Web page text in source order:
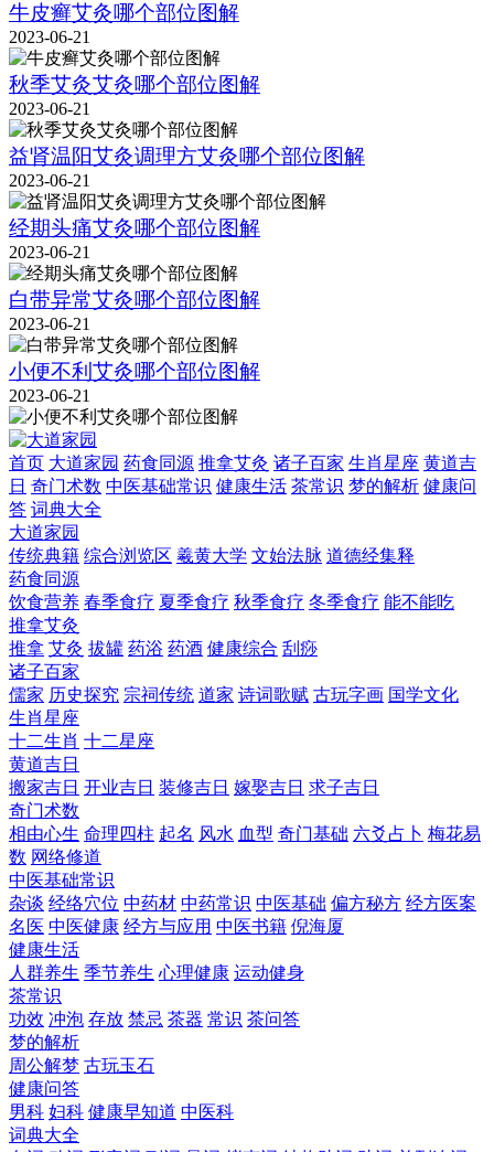
牛皮癣艾灸哪个部位图解
2023-06-21
秋季艾灸艾灸哪个部位图解
2023-06-21
益肾温阳艾灸调理方艾灸哪个部位图解
2023-06-21
经期头痛艾灸哪个部位图解
2023-06-21
白带异常艾灸哪个部位图解
2023-06-21
小便不利艾灸哪个部位图解
2023-06-21
首页 大道家园 药食同源 推拿艾灸 诸子百家 生肖星座 黄道吉
日 奇门术数 中医基础常识 健康生活 茶常识 梦的解析 健康问
答 词典大全
大道家园
传统典籍 综合浏览区 羲黄大学 文始法脉 道德经集释
药食同源
饮食营养 春季食疗 夏季食疗 秋季食疗 冬季食疗 能不能吃
推拿艾灸
推拿 艾灸 拔罐 药浴 药酒 健康综合 刮痧
诸子百家
儒家 历史探究 宗祠传统 道家 诗词歌赋 古玩字画 国学文化
生肖星座
十二生肖 十二星座
黄道吉日
搬家吉日 开业吉日 装修吉日 嫁娶吉日 求子吉日
奇门术数
相由心生 命理四柱 起名 风水 血型 奇门基础 六爻占卜 梅花易
数 网络修道
中医基础常识
杂谈 经络穴位 中药材 中药常识 中医基础 偏方秘方 经方医案
名医 中医健康 经方与应用 中医书籍 倪海厦
健康生活
人群养生 季节养生 心理健康 运动健身
茶常识
功效 冲泡 存放 禁忌 茶器 常识 茶问答
梦的解析
周公解梦 古玩玉石
健康问答
男科 妇科 健康早知道 中医科
词典大全